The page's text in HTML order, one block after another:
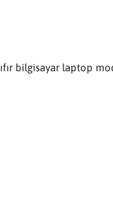
bilgisayar laptop